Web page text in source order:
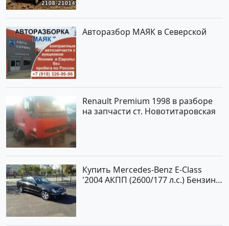
Авторазбор МАЯК в Северской
Renault Premium 1998 в разборе
на запчасти ст. Новотитаровская
Купить Mercedes-Benz E-Class
'2004 АКПП (2600/177 л.с.) Бензин